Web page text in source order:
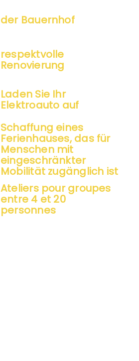
der Bauernhof
respektvolle
Renovierung
Laden Sie Ihr
Elektroauto auf
Schaffung eines
Ferienhauses, das für
Menschen mit
eingeschränkter
Mobilität zugänglich ist
Ateliers pour groupes
entre 4 et 20
personnes